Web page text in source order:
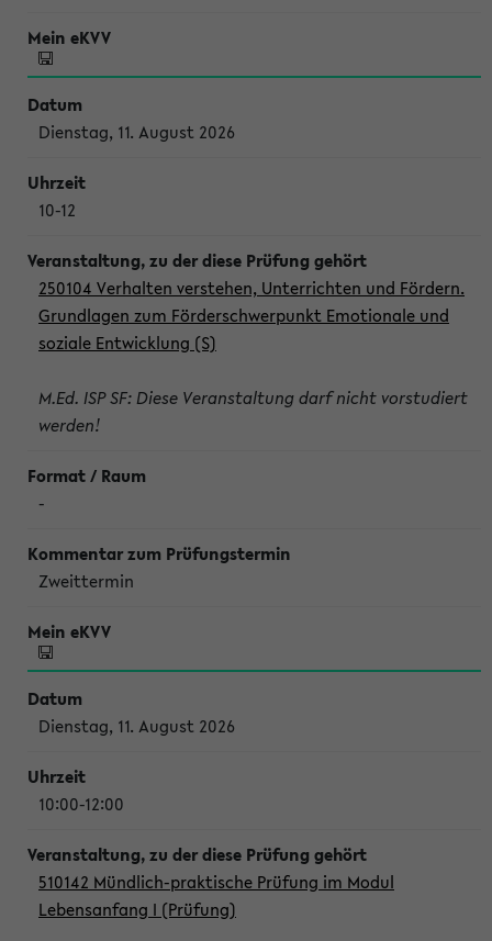
Dienstag, 11. August 2026
10-12
250104 Verhalten verstehen, Unterrichten und Fördern.
Grundlagen zum Förderschwerpunkt Emotionale und
soziale Entwicklung (S)
M.Ed. ISP SF: Diese Veranstaltung darf nicht vorstudiert
werden!
-
Zweittermin
Dienstag, 11. August 2026
10:00-12:00
510142 Mündlich-praktische Prüfung im Modul
Lebensanfang I (Prüfung)